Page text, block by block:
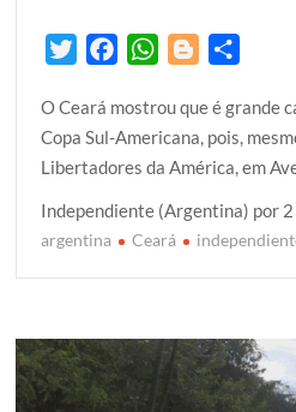
i
t
t
e
r
c
e
b
o
o
W
a
t
s
A
p
o
g
g
e
r
a
r
e
O Ceará mostrou que é grande
Copa Sul-Americana, pois,
Libertadores da América, em
Independiente (Argentina) por 2
argentina Ceará